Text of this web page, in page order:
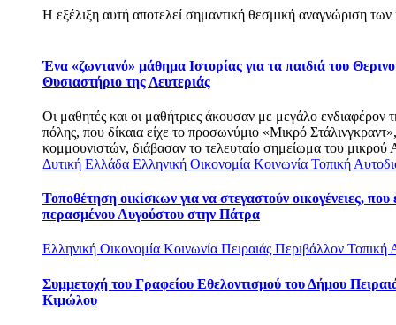
Η εξέλιξη αυτή αποτελεί σημαντική θεσμική αναγνώριση
Ένα «ζωντανό» μάθημα Ιστορίας για τα παιδιά του
Θυσιαστήριο της Λευτεριάς
Οι μαθητές και οι μαθήτριες άκουσαν με μεγάλο ενδιαφέρον
πόλης, που δίκαια είχε το προσωνύμιο «Μικρό
κομμουνιστών, διάβασαν το τελευταίο σημείωμα του μικρού
Δυτική Ελλάδα Ελληνική Οικονομία Κοινωνία Τοπική
Τοποθέτηση οικίσκων για να στεγαστούν οικογένειες,
περασμένου Αυγούστου στην Πάτρα
Ελληνική Οικονομία Κοινωνία Πειραιάς Περιβάλλον Τοπική
Συμμετοχή του Γραφείου Εθελοντισμού του Δήμου
Κιμώλου